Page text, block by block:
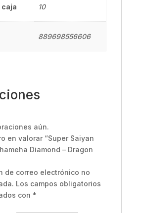
caja 10
889698556606
aún.
en valorar “Super Saiyan
Diamond – Dragon
de correo electrónico no
Los campos obligatorios
con *